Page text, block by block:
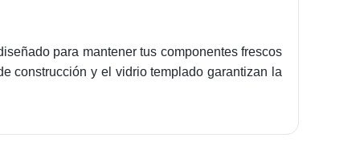
para mantener tus componentes frescos
construcción y el vidrio templado garantizan la